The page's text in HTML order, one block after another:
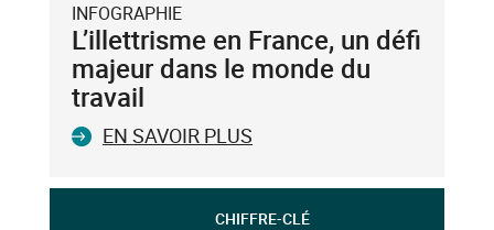
INFOGRAPHIE
L’illettrisme en France, un défi
majeur dans le monde du
travail
EN SAVOIR PLUS
CHIFFRE-CLÉ